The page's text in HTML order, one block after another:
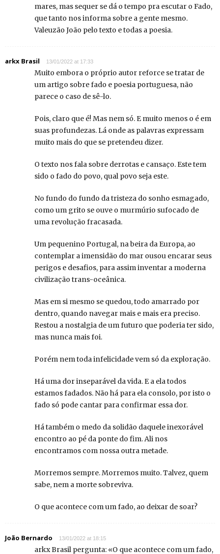
mares, mas sequer se dá o tempo pra escutar o Fado,
que tanto nos informa sobre a gente mesmo.
Valeuzão João pelo texto e todas a poesia.
arkx Brasil 13/01/2022 at 17:33
Muito embora o próprio autor reforce se tratar de
um artigo sobre fado e poesia portuguesa, não
parece o caso de sê-lo.
Pois, claro que é! Mas nem só. E muito menos o é em
suas profundezas. Lá onde as palavras expressam
muito mais do que se pretendeu dizer.
O texto nos fala sobre derrotas e cansaço. Este tem
sido o fado do povo, qual povo seja este.
No fundo do fundo da tristeza do sonho esmagado,
como um grito se ouve o murmúrio sufocado de
uma revolução fracasada.
Um pequenino Portugal, na beira da Europa, ao
contemplar a imensidão do mar ousou encarar seus
perigos e desafios, para assim inventar a moderna
civilização trans-oceânica.
Mas em si mesmo se quedou, todo amarrado por
dentro, quando navegar mais e mais era preciso.
Restou a nostalgia de um futuro que poderia ter sido,
mas nunca mais foi.
Porém nem toda infelicidade vem só da exploração.
Há uma dor inseparável da vida. E a ela todos
estamos fadados. Não há para ela consolo, por isto o
fado só pode cantar para confirmar essa dor.
Há também o medo da solidão daquele inexorável
encontro ao pé da ponte do fim. Ali nos
encontramos com nossa outra metade.
Morremos sempre. Morremos muito. Talvez, quem
sabe, nem a morte sobreviva.
O que acontece com um fado, ao deixar de soar?
João Bernardo 13/01/2022 at 18:15
arkx Brasil pergunta: «O que acontece com um fado,